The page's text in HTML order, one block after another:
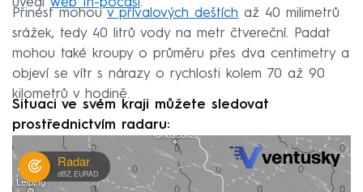
uvedl web In-počasí.
Přinést mohou v přívalových deštích až 40 milimetrů
srážek, tedy 40 litrů vody na metr čtvereční. Padat
mohou také kroupy o průměru přes dva centimetry a
objeví se vítr s nárazy o rychlosti kolem 70 až 90
kilometrů v hodině.
Situaci ve svém kraji můžete sledovat
prostřednictvím radaru: